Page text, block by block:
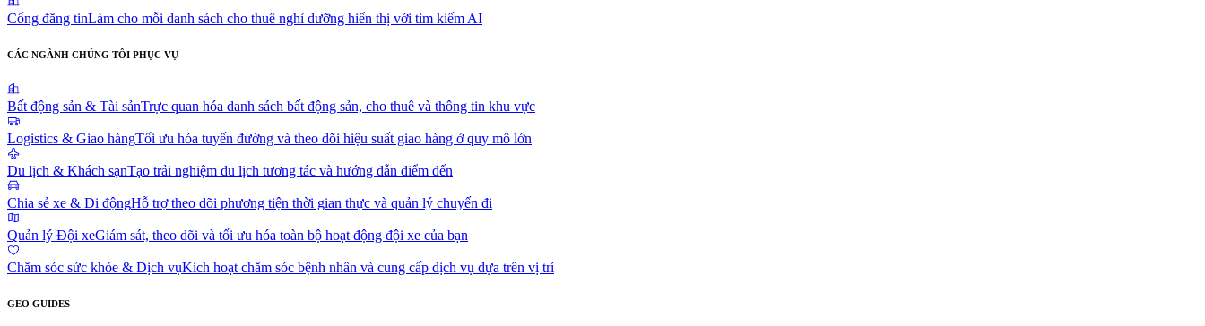
Cổng đăng tinLàm cho mỗi danh sách cho thuê nghỉ dưỡng hiển thị với tìm kiếm AI
CÁC NGÀNH CHÚNG TÔI PHỤC VỤ
Bất động sản & Tài sảnTrực quan hóa danh sách bất động sản, cho thuê và thông tin khu vực
Logistics & Giao hàngTối ưu hóa tuyến đường và theo dõi hiệu suất giao hàng ở quy mô lớn
Du lịch & Khách sạnTạo trải nghiệm du lịch tương tác và hướng dẫn điểm đến
Chia sẻ xe & Di độngHỗ trợ theo dõi phương tiện thời gian thực và quản lý chuyến đi
Quản lý Đội xeGiám sát, theo dõi và tối ưu hóa toàn bộ hoạt động đội xe của bạn
Chăm sóc sức khỏe & Dịch vụKích hoạt chăm sóc bệnh nhân và cung cấp dịch vụ dựa trên vị trí
GEO GUIDES